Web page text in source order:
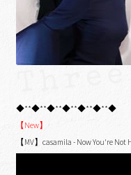
◆**◆**◆**◆**◆**◆**◆
【New】
【MV】casamila - Now You're Not